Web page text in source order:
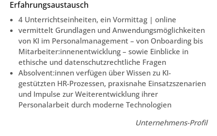
Erfahrungsaustausch
4 Unterrichtseinheiten, ein Vormittag | online
vermittelt Grundlagen und Anwendungsmöglichkeiten
von KI im Personalmanagement – von Onboarding bis
Mitarbeiter:innenentwicklung – sowie Einblicke in
ethische und datenschutzrechtliche Fragen
Absolvent:innen verfügen über Wissen zu KI-
gestützten HR-Prozessen, praxisnahe Einsatzszenarien
und Impulse zur Weiterentwicklung ihrer
Personalarbeit durch moderne Technologien
Unternehmens-Profil